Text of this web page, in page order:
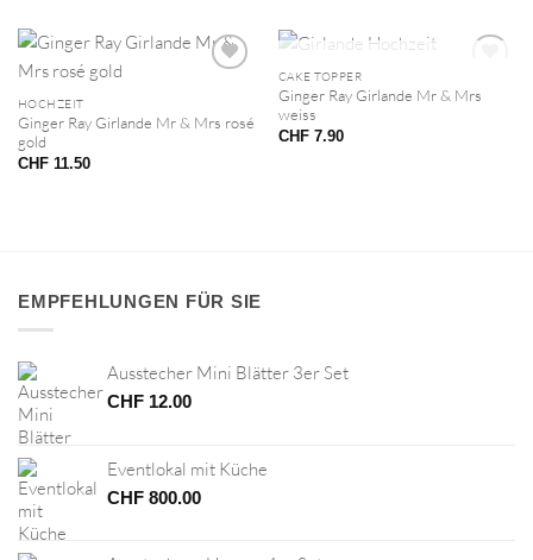
HOCHZEIT
Ginger Ray Girlande Mr & Mrs rosé
gold
CHF11.50
NICHT VORRÄTIG
CAKE TOPPER
Ginger Ray Girlande Mr & Mrs
weiss
CHF7.90
EMPFEHLUNGEN FÜR SIE
Ausstecher Mini Blätter 3er Set
CHF 12.00
Eventlokal mit Küche
CHF 800.00